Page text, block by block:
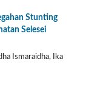
Stunting
Selesei
Ismaraidha, Ika